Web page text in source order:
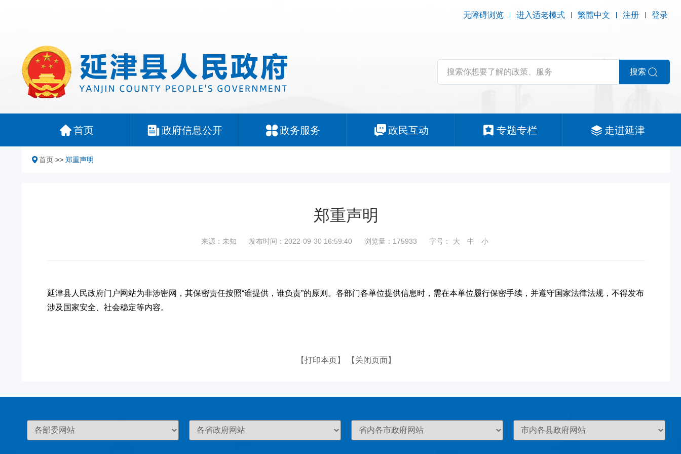
无障碍浏览 进入适老模式 繁體中文 注册 登录
搜索
首页 政府信息公开 政务服务 政民互动 专题专栏 走进延津
首页 >> 郑重声明
郑重声明
来源：未知 发布时间：2022-09-30 16:59:40 浏览量：175933 字号： 大 中 小
延津县人民政府门户网站为非涉密网，其保密责任按照“谁提供，谁负责”的原则。各部门各单位提供信息时，需在本单位履行保密手续，并遵守国家法律法规，不得发布
涉及国家安全、社会稳定等内容。
【打印本页】 【关闭页面】